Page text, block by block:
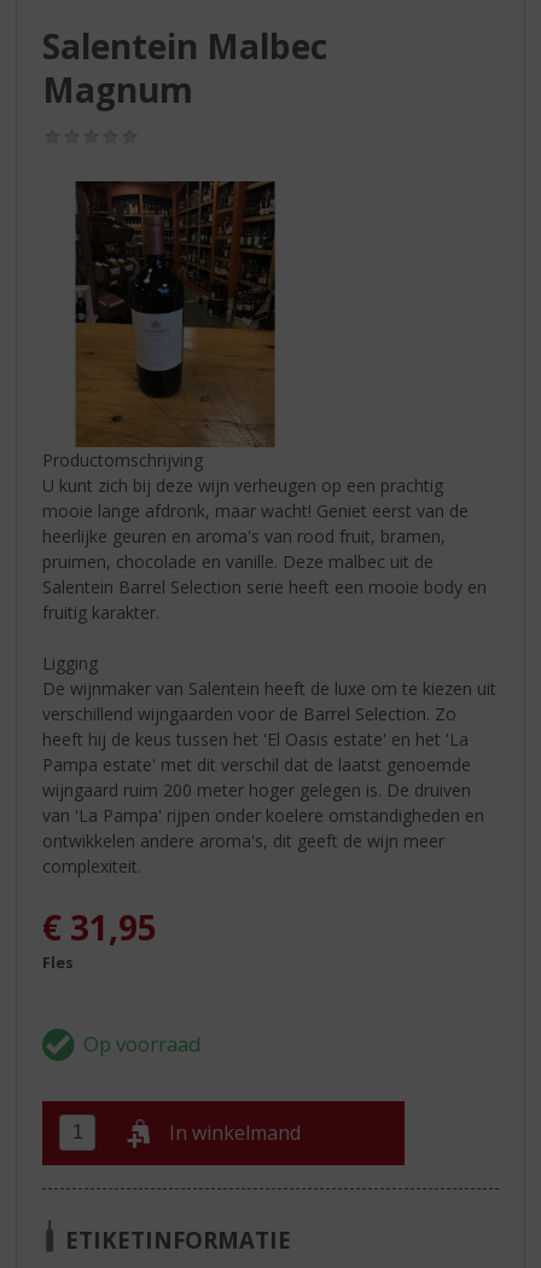
Salentein Malbec
Magnum
Productomschrijving
U kunt zich bij deze wijn verheugen op een prachtig
mooie lange afdronk, maar wacht! Geniet eerst van de
heerlijke geuren en aroma's van rood fruit, bramen,
pruimen, chocolade en vanille. Deze malbec uit de
Salentein Barrel Selection serie heeft een mooie body en
fruitig karakter.
Ligging
De wijnmaker van Salentein heeft de luxe om te kiezen uit
verschillend wijngaarden voor de Barrel Selection. Zo
heeft hij de keus tussen het 'El Oasis estate' en het 'La
Pampa estate' met dit verschil dat de laatst genoemde
wijngaard ruim 200 meter hoger gelegen is. De druiven
van 'La Pampa' rijpen onder koelere omstandigheden en
ontwikkelen andere aroma's, dit geeft de wijn meer
complexiteit.
€ 31,95
Fles
In winkelmand
ETIKETINFORMATIE